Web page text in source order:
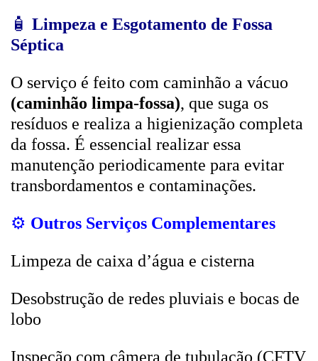
🧴 Limpeza e Esgotamento de Fossa
Séptica
O serviço é feito com caminhão a vácuo
(caminhão limpa-fossa), que suga os
resíduos e realiza a higienização completa
da fossa. É essencial realizar essa
manutenção periodicamente para evitar
transbordamentos e contaminações.
⚙️ Outros Serviços Complementares
Limpeza de caixa d’água e cisterna
Desobstrução de redes pluviais e bocas de
lobo
Inspeção com câmera de tubulação (CFTV